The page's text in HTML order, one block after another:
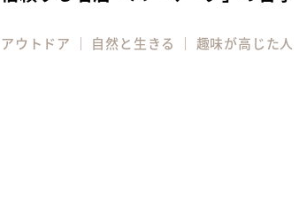
アウトドア ｜ 自然と生きる ｜ 趣味が高じた人